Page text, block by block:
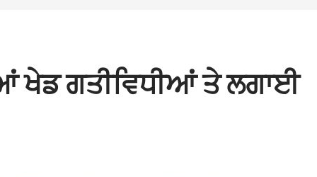
ਖੇਡ ਗਤੀਵਿਧੀਆਂ ਤੇ ਲਗਾਈ